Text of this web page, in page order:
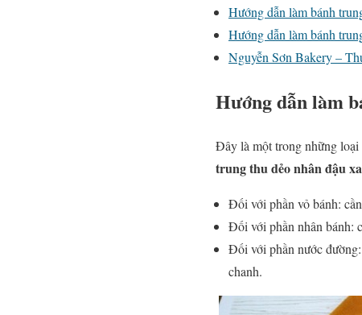
Hướng dẫn làm bánh
Hướng dẫn làm bánh
Nguyễn Sơn Bakery –
Hướng dẫn làm
Đây là một trong những loại
trung thu dẻo nhân đậu
Đối với phần vỏ bánh:
Đối với phần nhân bánh:
Đối với phần nước
chanh.